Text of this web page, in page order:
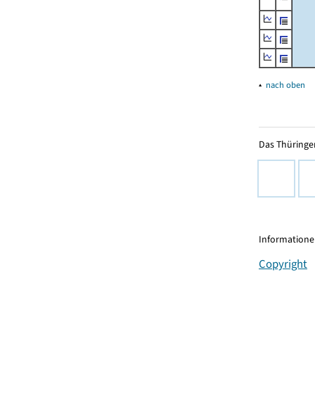
▴ nach oben
Das
Copyright